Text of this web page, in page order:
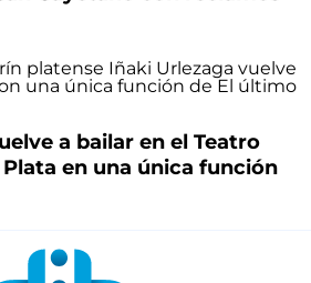
a bailar en el Teatro
en una única función